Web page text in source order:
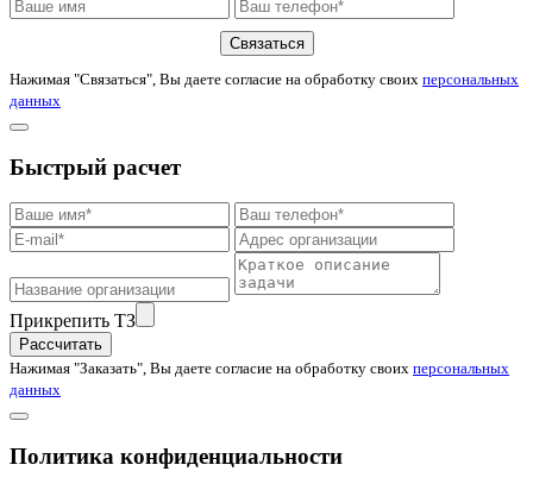
Связаться
Нажимая "Связаться", Вы даете согласие на обработку своих персональных
данных
Быстрый расчет
Прикрепить ТЗ
Рассчитать
Нажимая "Заказать", Вы даете согласие на обработку своих персональных
данных
Политика конфиденциальности